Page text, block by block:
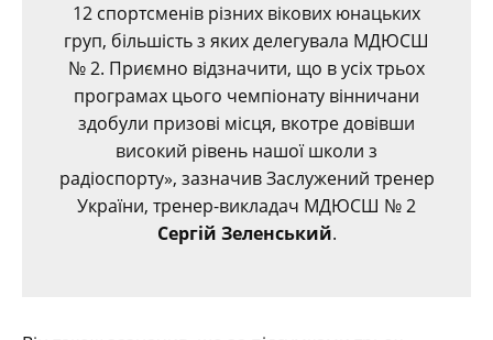
12 спортсменів різних вікових юнацьких
груп, більшість з яких делегувала МДЮСШ
№ 2. Приємно відзначити, що в усіх трьох
програмах цього чемпіонату вінничани
здобули призові місця, вкотре довівши
високий рівень нашої школи з
радіоспорту», зазначив Заслужений тренер
України, тренер-викладач МДЮСШ № 2
Сергій Зеленський.